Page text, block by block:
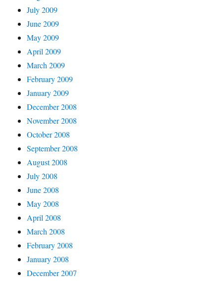
July 2009
June 2009
May 2009
April 2009
March 2009
February 2009
January 2009
December 2008
November 2008
October 2008
September 2008
August 2008
July 2008
June 2008
May 2008
April 2008
March 2008
February 2008
January 2008
December 2007